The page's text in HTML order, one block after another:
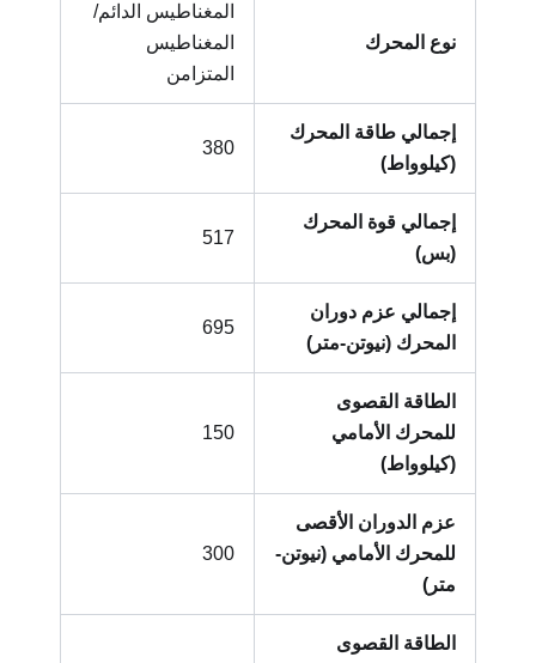
نوع المحرك
المغناطيس الدائم/
المغناطيس
المتزامن
إجمالي طاقة المحرك
(كيلوواط)
إجمالي قوة المحرك
(بس)
إجمالي عزم دوران
المحرك (نيوتن-متر)
الطاقة القصوى
للمحرك الأمامي
(كيلوواط)
عزم الدوران الأقصى
للمحرك الأمامي (نيوتن-
الطاقة القصوى